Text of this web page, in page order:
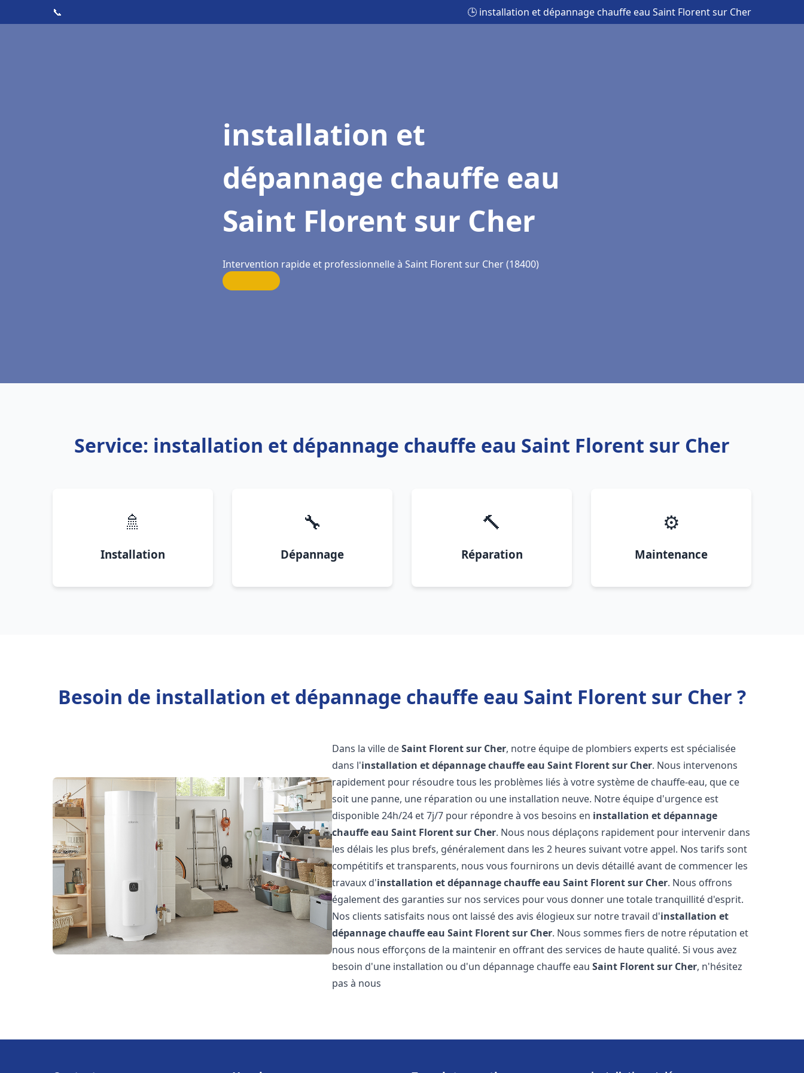
📞 🕒 installation et dépannage chauffe eau Saint Florent sur Cher
installation et
dépannage chauffe eau
Saint Florent sur Cher
Intervention rapide et professionnelle à Saint Florent sur Cher (18400)
Service: installation et dépannage chauffe eau Saint Florent sur Cher
🚿
Installation
🔧
Dépannage
🔨
Réparation
⚙️
Maintenance
Besoin de installation et dépannage chauffe eau Saint Florent sur Cher ?
Dans la ville deSaint Florent sur Cher, notre équipe de plombiers experts est spécialisée
dans l'installation et dépannage chauffe eau Saint Florent sur Cher. Nous intervenons
rapidement pour résoudre tous les problèmes liés à votre système de chauffe-eau, que ce
soit une panne, une réparation ou une installation neuve. Notre équipe d'urgence est
disponible 24h/24 et 7j/7 pour répondre à vos besoins en installation et dépannage
chauffe eau Saint Florent sur Cher. Nous nous déplaçons rapidement pour intervenir dans
les délais les plus brefs, généralement dans les 2 heures suivant votre appel. Nos tarifs sont
compétitifs et transparents, nous vous fournirons un devis détaillé avant de commencer les
travaux d'installation et dépannage chauffe eau Saint Florent sur Cher. Nous offrons
également des garanties sur nos services pour vous donner une totale tranquillité d'esprit.
Nos clients satisfaits nous ont laissé des avis élogieux sur notre travail d'installation et
dépannage chauffe eau Saint Florent sur Cher. Nous sommes fiers de notre réputation et
nous nous efforçons de la maintenir en offrant des services de haute qualité. Si vous avez
besoin d'une installation ou d'un dépannage chauffe eauSaint Florent sur Cher, n'hésitez
pas à nous